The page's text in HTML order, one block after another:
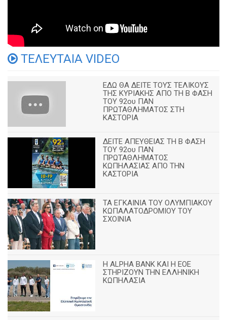
ΤΕΛΕΥΤΑΙΑ VIDEO
ΕΔΩ ΘΑ ΔΕΙΤΕ ΤΟΥΣ ΤΕΛΙΚΟΥΣ
ΤΗΣ ΚΥΡΙΑΚΗΣ ΑΠΟ ΤΗ Β ΦΑΣΗ
ΤΟΥ 92ου ΠΑΝ
ΠΡΩΤΑΘΛΗΜΑΤΟΣ ΣΤΗ
ΚΑΣΤΟΡΙΑ
ΔΕΙΤΕ ΑΠΕΥΘΕΙΑΣ ΤΗ Β ΦΑΣΗ
ΤΟΥ 92ου ΠΑΝ
ΠΡΩΤΑΘΛΗΜΑΤΟΣ
ΚΩΠΗΛΑΣΙΑΣ ΑΠΟ ΤΗΝ
ΚΑΣΤΟΡΙΑ
TA ΕΓΚΑΙΝΙΑ ΤΟΥ ΟΛΥΜΠΙΑΚΟΥ
ΚΩΠΑΛΑΤΟΔΡΟΜΙΟΥ ΤΟΥ
ΣΧΟΙΝΙΑ
H ALPHA BANK ΚΑΙ Η ΕΟΕ
ΣΤΗΡΙΖΟΥΝ ΤΗΝ ΕΛΛΗΝΙΚΗ
ΚΩΠΗΛΑΣΙΑ